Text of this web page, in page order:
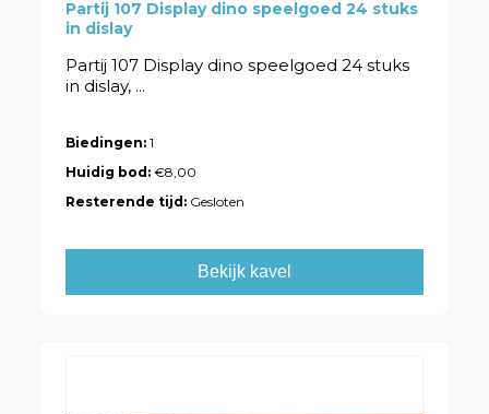
Partij 107 Display dino speelgoed 24 stuks
in dislay
Partij 107 Display dino speelgoed 24 stuks
in dislay, ...
Biedingen: 1
Huidig bod:€8,00
Resterende tijd: Gesloten
Bekijk kavel